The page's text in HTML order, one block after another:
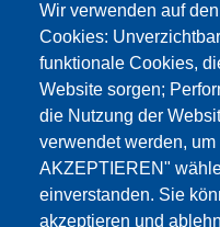
Wir verwenden auf
Cookies:
funktionale Cookies,
Website sorgen;
die Nutzung der
verwendet werden,
AKZEPTIEREN"
einverstanden. Sie
akzeptieren und
Продукция